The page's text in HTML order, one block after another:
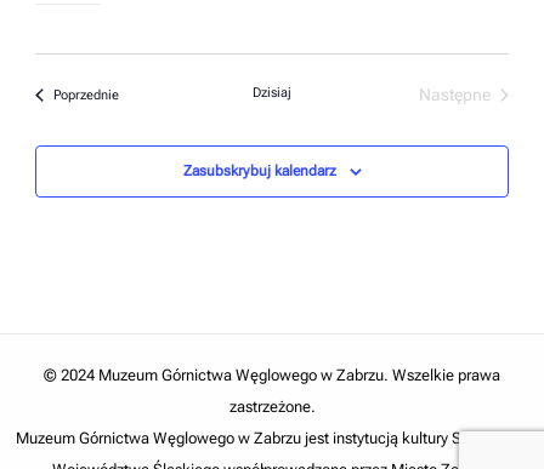
PoprzednieWydarzenia Dzisiaj
Następne
Zasubskrybuj kalendarz
© 2024 Muzeum Górnictwa Węglowego w Zabrzu. Wszelkie prawa
zastrzeżone.
Muzeum Górnictwa Węglowego w Zabrzu jest instytucją kultury Samorządu